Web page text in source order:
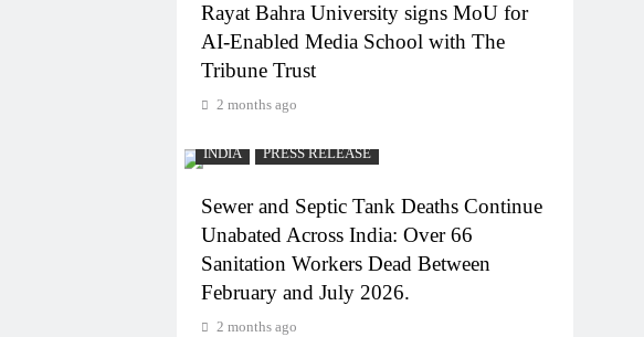
Rayat Bahra University signs MoU for
AI-Enabled Media School with The
Tribune Trust
2 months ago
INDIA PRESS RELEASE
Sewer and Septic Tank Deaths Continue
Unabated Across India: Over 66
Sanitation Workers Dead Between
February and July 2026.
2 months ago